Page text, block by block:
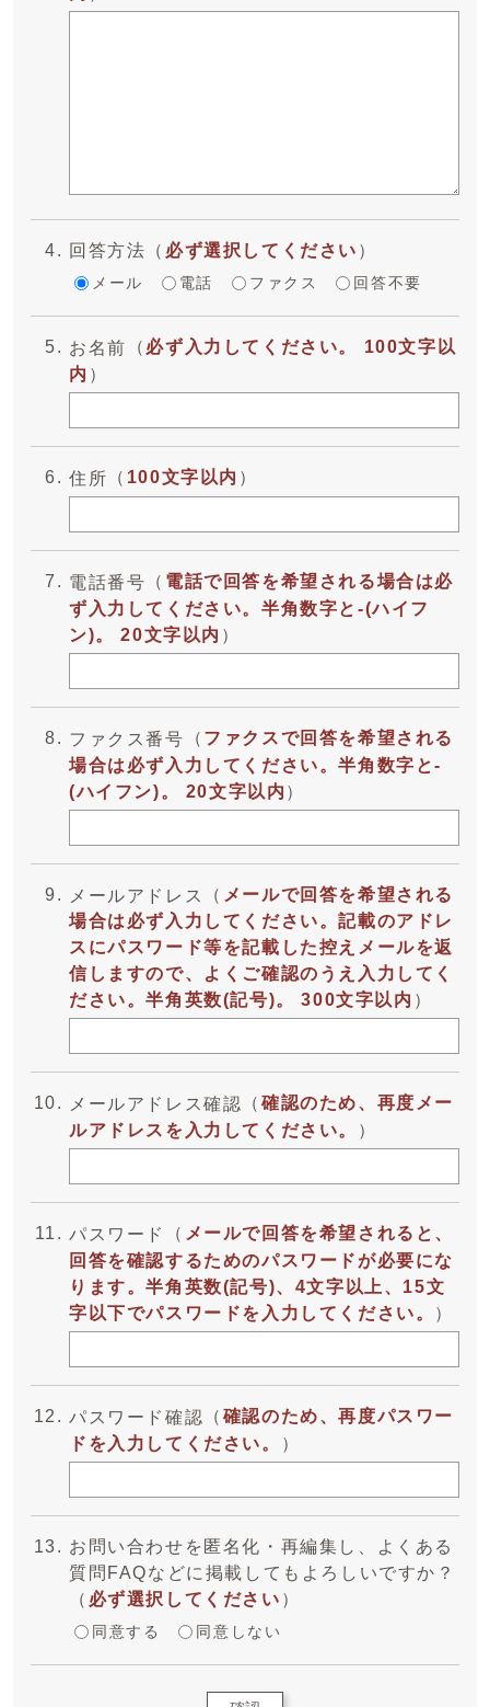
回答方法 （ 必ず選択してください ）
メール 電話 ファクス 回答不要
お名前 （ 必ず入力してください。 100文字以
内 ）
住所 （ 100文字以内 ）
電話番号 （ 電話で回答を希望される場合は必
ず入力してください。半角数字と-(ハイフ
ン)。 20文字以内 ）
ファクス番号 （ ファクスで回答を希望される
場合は必ず入力してください。半角数字と-
(ハイフン)。 20文字以内 ）
メールアドレス （ メールで回答を希望される
場合は必ず入力してください。記載のアドレ
スにパスワード等を記載した控えメールを返
信しますので、よくご確認のうえ入力してく
ださい。半角英数(記号)。 300文字以内 ）
メールアドレス確認 （確認のため、再度メー
ルアドレスを入力してください。
）
パスワード （ メールで回答を希望されると、
回答を確認するためのパスワードが必要にな
ります。半角英数(記号)、4文字以上、15文
字以下でパスワードを入力してください。 ）
パスワード確認 （ 確認のため、再度パスワー
ドを入力してください。
）
お問い合わせを匿名化・再編集し、よくある
質問FAQなどに掲載してもよろしいですか？
（ 必ず選択してください ）
同意する 同意しない